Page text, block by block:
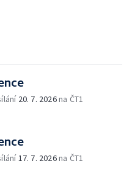
20. 7. 2026na ČT1
17. 7. 2026na ČT1